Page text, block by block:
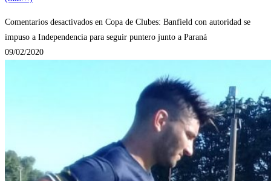
Comentarios desactivados en Copa de Clubes: Banfield con autoridad se
impuso a Independencia para seguir puntero junto a Paraná
09/02/2020